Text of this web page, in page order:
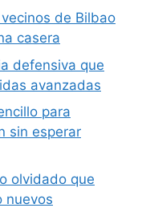
de Bilbao
casera
defensiva que
avanzadas
para
sin esperar
olvidado que
nuevos